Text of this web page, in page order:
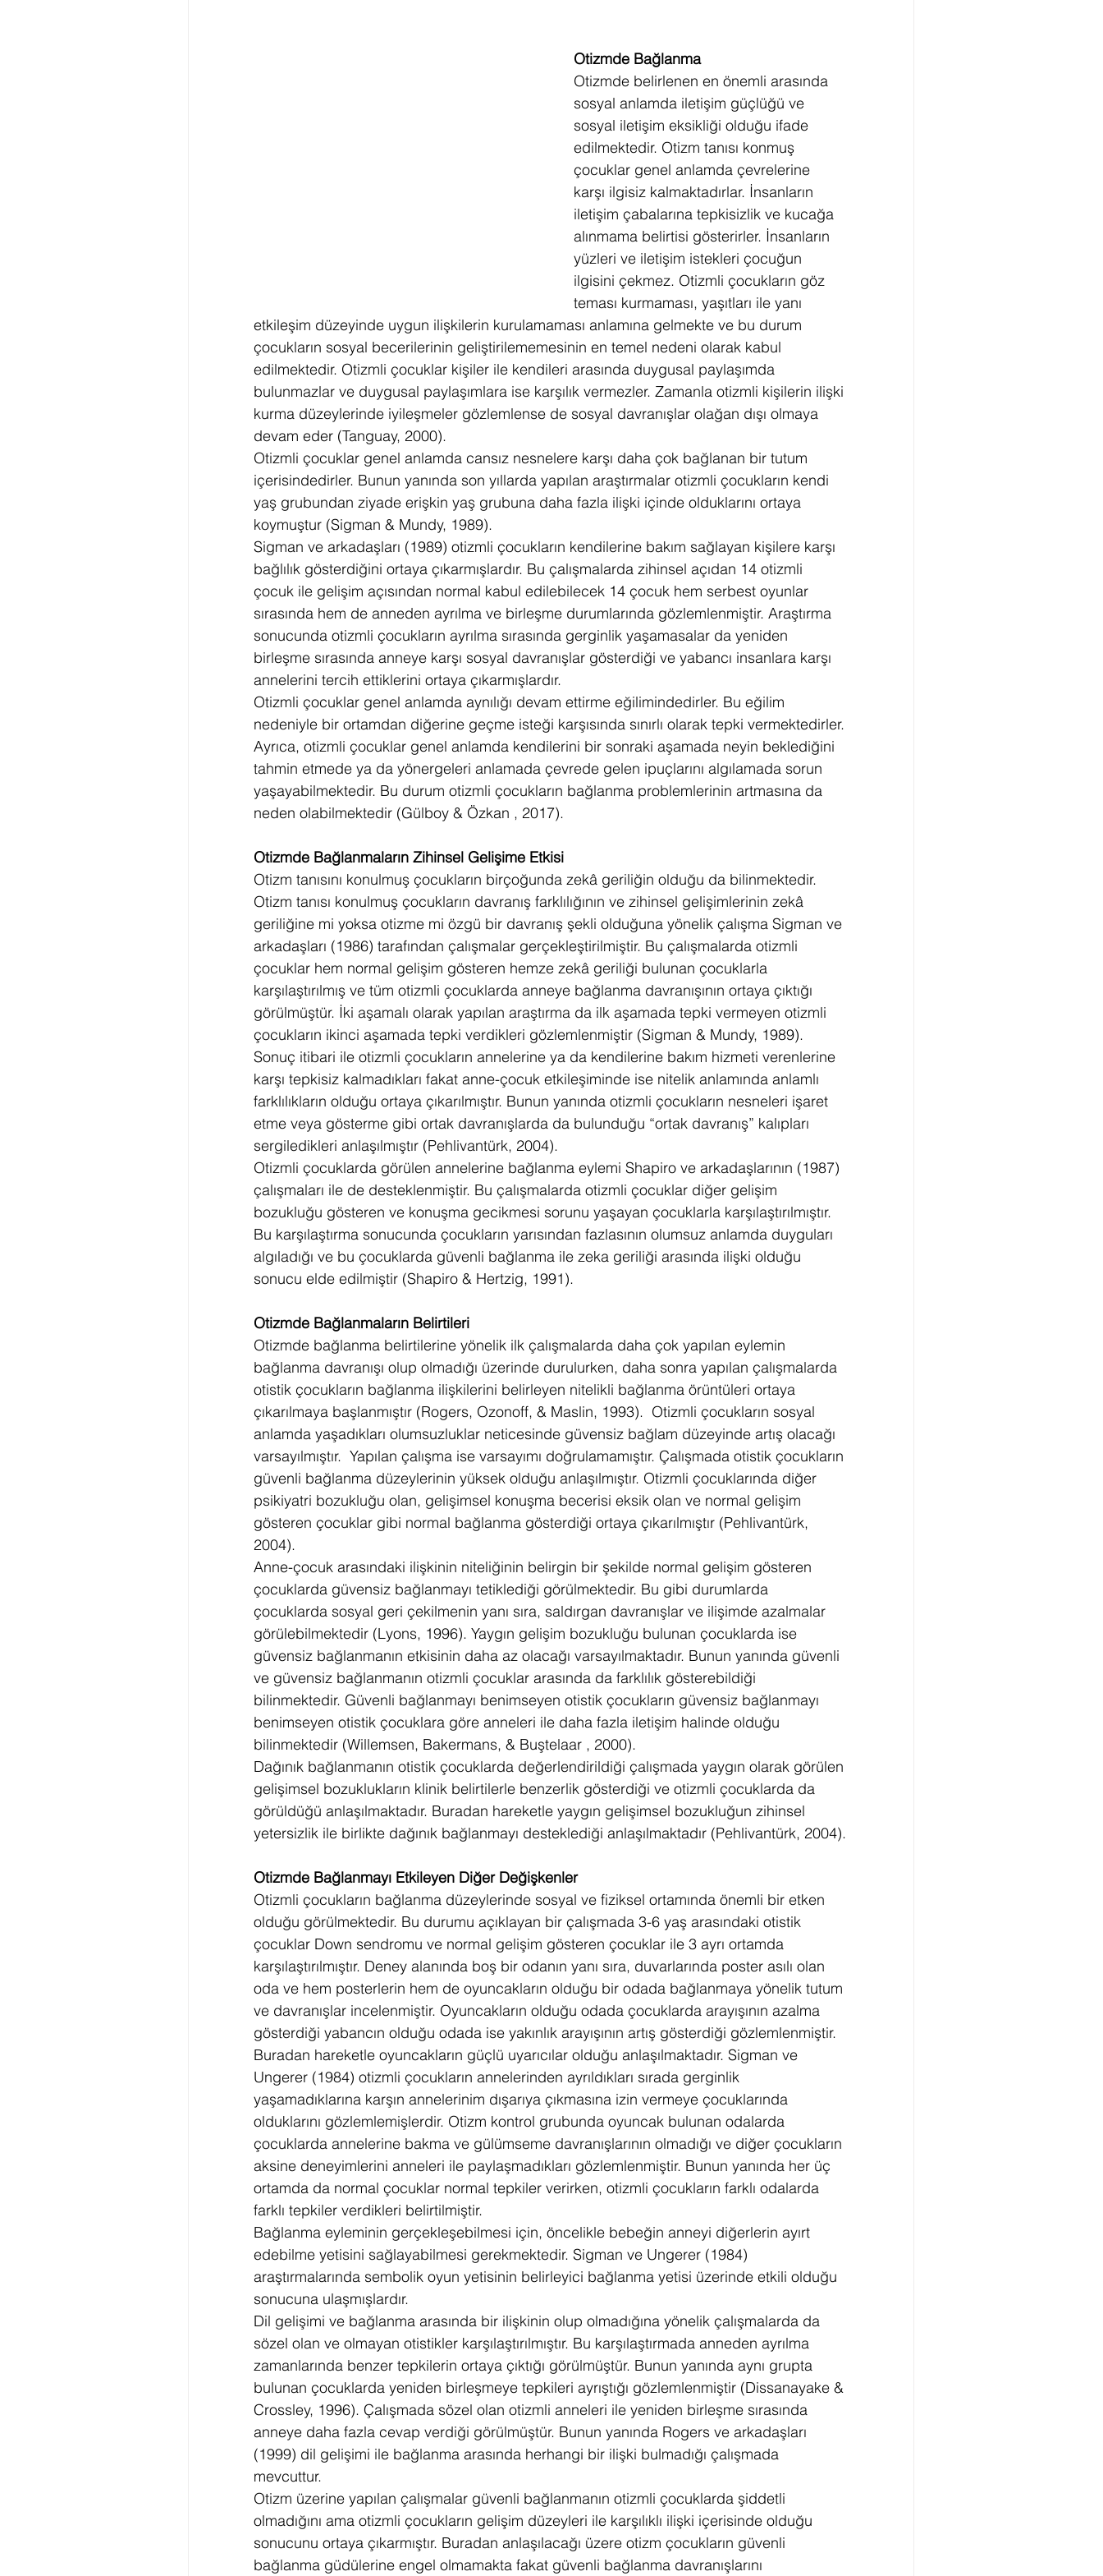
Otizmde Bağlanma
Otizmde belirlenen en önemli arasında
sosyal anlamda iletişim güçlüğü ve
sosyal iletişim eksikliği olduğu ifade
edilmektedir. Otizm tanısı konmuş
çocuklar genel anlamda çevrelerine
karşı ilgisiz kalmaktadırlar. İnsanların
iletişim çabalarına tepkisizlik ve kucağa
alınmama belirtisi gösterirler. İnsanların
yüzleri ve iletişim istekleri çocuğun
ilgisini çekmez. Otizmli çocukların göz
teması kurmaması, yaşıtları ile yanı
etkileşim düzeyinde uygun ilişkilerin kurulamaması anlamına gelmekte ve bu durum
çocukların sosyal becerilerinin geliştirilememesinin en temel nedeni olarak kabul
edilmektedir. Otizmli çocuklar kişiler ile kendileri arasında duygusal paylaşımda
bulunmazlar ve duygusal paylaşımlara ise karşılık vermezler. Zamanla otizmli kişilerin ilişki
kurma düzeylerinde iyileşmeler gözlemlense de sosyal davranışlar olağan dışı olmaya
devam eder (Tanguay, 2000).
Otizmli çocuklar genel anlamda cansız nesnelere karşı daha çok bağlanan bir tutum
içerisindedirler. Bunun yanında son yıllarda yapılan araştırmalar otizmli çocukların kendi
yaş grubundan ziyade erişkin yaş grubuna daha fazla ilişki içinde olduklarını ortaya
koymuştur (Sigman & Mundy, 1989).
Sigman ve arkadaşları (1989) otizmli çocukların kendilerine bakım sağlayan kişilere karşı
bağlılık gösterdiğini ortaya çıkarmışlardır. Bu çalışmalarda zihinsel açıdan 14 otizmli
çocuk ile gelişim açısından normal kabul edilebilecek 14 çocuk hem serbest oyunlar
sırasında hem de anneden ayrılma ve birleşme durumlarında gözlemlenmiştir. Araştırma
sonucunda otizmli çocukların ayrılma sırasında gerginlik yaşamasalar da yeniden
birleşme sırasında anneye karşı sosyal davranışlar gösterdiği ve yabancı insanlara karşı
annelerini tercih ettiklerini ortaya çıkarmışlardır.
Otizmli çocuklar genel anlamda aynılığı devam ettirme eğilimindedirler. Bu eğilim
nedeniyle bir ortamdan diğerine geçme isteği karşısında sınırlı olarak tepki vermektedirler.
Ayrıca, otizmli çocuklar genel anlamda kendilerini bir sonraki aşamada neyin beklediğini
tahmin etmede ya da yönergeleri anlamada çevrede gelen ipuçlarını algılamada sorun
yaşayabilmektedir. Bu durum otizmli çocukların bağlanma problemlerinin artmasına da
neden olabilmektedir (Gülboy & Özkan , 2017).
Otizmde Bağlanmaların Zihinsel Gelişime Etkisi
Otizm tanısını konulmuş çocukların birçoğunda zekâ geriliğin olduğu da bilinmektedir.
Otizm tanısı konulmuş çocukların davranış farklılığının ve zihinsel gelişimlerinin zekâ
geriliğine mi yoksa otizme mi özgü bir davranış şekli olduğuna yönelik çalışma Sigman ve
arkadaşları (1986) tarafından çalışmalar gerçekleştirilmiştir. Bu çalışmalarda otizmli
çocuklar hem normal gelişim gösteren hemze zekâ geriliği bulunan çocuklarla
karşılaştırılmış ve tüm otizmli çocuklarda anneye bağlanma davranışının ortaya çıktığı
görülmüştür. İki aşamalı olarak yapılan araştırma da ilk aşamada tepki vermeyen otizmli
çocukların ikinci aşamada tepki verdikleri gözlemlenmiştir (Sigman & Mundy, 1989).
Sonuç itibari ile otizmli çocukların annelerine ya da kendilerine bakım hizmeti verenlerine
karşı tepkisiz kalmadıkları fakat anne-çocuk etkileşiminde ise nitelik anlamında anlamlı
farklılıkların olduğu ortaya çıkarılmıştır. Bunun yanında otizmli çocukların nesneleri işaret
etme veya gösterme gibi ortak davranışlarda da bulunduğu “ortak davranış” kalıpları
sergiledikleri anlaşılmıştır (Pehlivantürk, 2004).
Otizmli çocuklarda görülen annelerine bağlanma eylemi Shapiro ve arkadaşlarının (1987)
çalışmaları ile de desteklenmiştir. Bu çalışmalarda otizmli çocuklar diğer gelişim
bozukluğu gösteren ve konuşma gecikmesi sorunu yaşayan çocuklarla karşılaştırılmıştır.
Bu karşılaştırma sonucunda çocukların yarısından fazlasının olumsuz anlamda duyguları
algıladığı ve bu çocuklarda güvenli bağlanma ile zeka geriliği arasında ilişki olduğu
sonucu elde edilmiştir (Shapiro & Hertzig, 1991).
Otizmde Bağlanmaların Belirtileri
Otizmde bağlanma belirtilerine yönelik ilk çalışmalarda daha çok yapılan eylemin
bağlanma davranışı olup olmadığı üzerinde durulurken, daha sonra yapılan çalışmalarda
otistik çocukların bağlanma ilişkilerini belirleyen nitelikli bağlanma örüntüleri ortaya
çıkarılmaya başlanmıştır (Rogers, Ozonoff, & Maslin, 1993).  Otizmli çocukların sosyal
anlamda yaşadıkları olumsuzluklar neticesinde güvensiz bağlam düzeyinde artış olacağı
varsayılmıştır.  Yapılan çalışma ise varsayımı doğrulamamıştır. Çalışmada otistik çocukların
güvenli bağlanma düzeylerinin yüksek olduğu anlaşılmıştır. Otizmli çocuklarında diğer
psikiyatri bozukluğu olan, gelişimsel konuşma becerisi eksik olan ve normal gelişim
gösteren çocuklar gibi normal bağlanma gösterdiği ortaya çıkarılmıştır (Pehlivantürk,
2004).
Anne-çocuk arasındaki ilişkinin niteliğinin belirgin bir şekilde normal gelişim gösteren
çocuklarda güvensiz bağlanmayı tetiklediği görülmektedir. Bu gibi durumlarda
çocuklarda sosyal geri çekilmenin yanı sıra, saldırgan davranışlar ve ilişimde azalmalar
görülebilmektedir (Lyons, 1996). Yaygın gelişim bozukluğu bulunan çocuklarda ise
güvensiz bağlanmanın etkisinin daha az olacağı varsayılmaktadır. Bunun yanında güvenli
ve güvensiz bağlanmanın otizmli çocuklar arasında da farklılık gösterebildiği
bilinmektedir. Güvenli bağlanmayı benimseyen otistik çocukların güvensiz bağlanmayı
benimseyen otistik çocuklara göre anneleri ile daha fazla iletişim halinde olduğu
bilinmektedir (Willemsen, Bakermans, & Buştelaar , 2000).
Dağınık bağlanmanın otistik çocuklarda değerlendirildiği çalışmada yaygın olarak görülen
gelişimsel bozuklukların klinik belirtilerle benzerlik gösterdiği ve otizmli çocuklarda da
görüldüğü anlaşılmaktadır. Buradan hareketle yaygın gelişimsel bozukluğun zihinsel
yetersizlik ile birlikte dağınık bağlanmayı desteklediği anlaşılmaktadır (Pehlivantürk, 2004).
Otizmde Bağlanmayı Etkileyen Diğer Değişkenler
Otizmli çocukların bağlanma düzeylerinde sosyal ve fiziksel ortamında önemli bir etken
olduğu görülmektedir. Bu durumu açıklayan bir çalışmada 3-6 yaş arasındaki otistik
çocuklar Down sendromu ve normal gelişim gösteren çocuklar ile 3 ayrı ortamda
karşılaştırılmıştır. Deney alanında boş bir odanın yanı sıra, duvarlarında poster asılı olan
oda ve hem posterlerin hem de oyuncakların olduğu bir odada bağlanmaya yönelik tutum
ve davranışlar incelenmiştir. Oyuncakların olduğu odada çocuklarda arayışının azalma
gösterdiği yabancın olduğu odada ise yakınlık arayışının artış gösterdiği gözlemlenmiştir.
Buradan hareketle oyuncakların güçlü uyarıcılar olduğu anlaşılmaktadır. Sigman ve
Ungerer (1984) otizmli çocukların annelerinden ayrıldıkları sırada gerginlik
yaşamadıklarına karşın annelerinim dışarıya çıkmasına izin vermeye çocuklarında
olduklarını gözlemlemişlerdir. Otizm kontrol grubunda oyuncak bulunan odalarda
çocuklarda annelerine bakma ve gülümseme davranışlarının olmadığı ve diğer çocukların
aksine deneyimlerini anneleri ile paylaşmadıkları gözlemlenmiştir. Bunun yanında her üç
ortamda da normal çocuklar normal tepkiler verirken, otizmli çocukların farklı odalarda
farklı tepkiler verdikleri belirtilmiştir.
Bağlanma eyleminin gerçekleşebilmesi için, öncelikle bebeğin anneyi diğerlerin ayırt
edebilme yetisini sağlayabilmesi gerekmektedir. Sigman ve Ungerer (1984)
araştırmalarında sembolik oyun yetisinin belirleyici bağlanma yetisi üzerinde etkili olduğu
sonucuna ulaşmışlardır.
Dil gelişimi ve bağlanma arasında bir ilişkinin olup olmadığına yönelik çalışmalarda da
sözel olan ve olmayan otistikler karşılaştırılmıştır. Bu karşılaştırmada anneden ayrılma
zamanlarında benzer tepkilerin ortaya çıktığı görülmüştür. Bunun yanında aynı grupta
bulunan çocuklarda yeniden birleşmeye tepkileri ayrıştığı gözlemlenmiştir (Dissanayake &
Crossley, 1996). Çalışmada sözel olan otizmli anneleri ile yeniden birleşme sırasında
anneye daha fazla cevap verdiği görülmüştür. Bunun yanında Rogers ve arkadaşları
(1999) dil gelişimi ile bağlanma arasında herhangi bir ilişki bulmadığı çalışmada
mevcuttur.
Otizm üzerine yapılan çalışmalar güvenli bağlanmanın otizmli çocuklarda şiddetli
olmadığını ama otizmli çocukların gelişim düzeyleri ile karşılıklı ilişki içerisinde olduğu
sonucunu ortaya çıkarmıştır. Buradan anlaşılacağı üzere otizm çocukların güvenli
bağlanma güdülerine engel olmamakta fakat güvenli bağlanma davranışlarını